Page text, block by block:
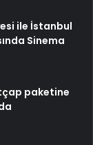
ile İstanbul
Sinema
paketine